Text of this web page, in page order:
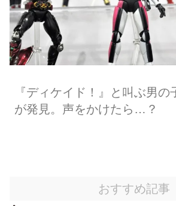
『ディケイド！』と叫ぶ男の
が発見。声をかけたら…？
おすすめ記事